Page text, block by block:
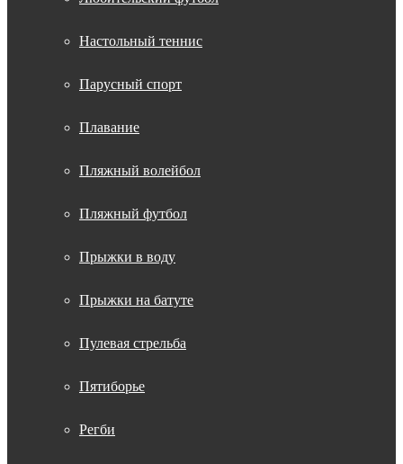
Настольный теннис
Парусный спорт
Плавание
Пляжный волейбол
Пляжный футбол
Прыжки в воду
Прыжки на батуте
Пулевая стрельба
Пятиборье
Регби